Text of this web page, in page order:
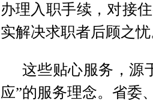
办理入职手续，对接
实解决求职者后顾之
这些贴心服务，源
应”的服务理念。省委